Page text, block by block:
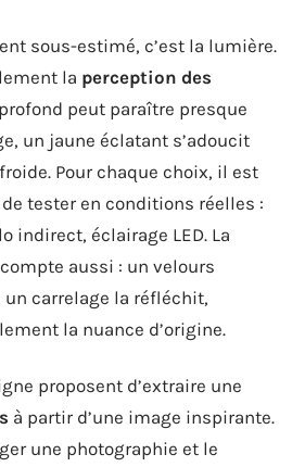
sous-estimé, c’est la lumière.
la perception des
peut paraître presque
un jaune éclatant s’adoucit
Pour chaque choix, il est
tester en conditions réelles :
indirect, éclairage LED. La
aussi : un velours
carrelage la réfléchit,
la nuance d’origine.
proposent d’extraire une
à partir d’une image inspirante.
une photographie et le